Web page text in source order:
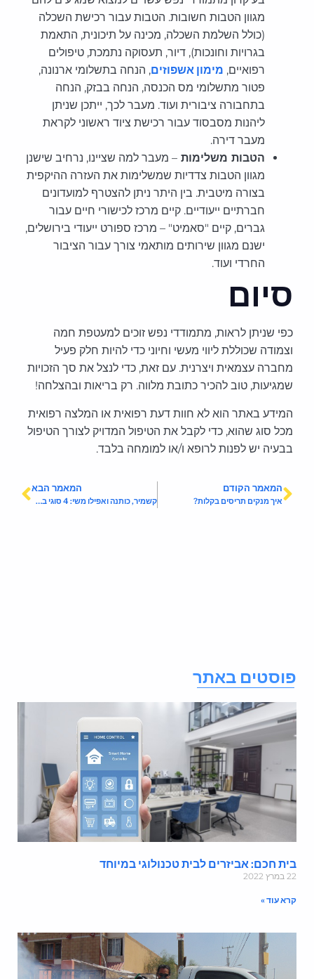
מגוון הטבות חשובות. הטבות עבור רכישת השכלה
(כולל השלמת השכלה, מכינה על תיכונית, התאמת
בגרויות וחונכות), דיור, תעסוקה נתמכת, טיפולים
רפואיים,מימון אשפוזים, הנחה בתשלומי ארנונה,
פטור מתשלומי מס הכנסה, הנחה בבזק, הנחה
בתחבורה ציבורית ועוד. מעבר לכך, ייתכן שניתן
ליהנות מסבסוד עבור רכישת ציוד ראשוני לקראת
מעבר דירה.
הטבות משלימות– מעבר למה שציינו, נרחיב שישנן
מגוון הטבות צדדיות שמשלימות את העזרה ההיקפית
בצורה מיטבית. בין היתר ניתן להצטרף למועדונים
חברתיים ייעודיים. קיים מרכז לכישורי חיים עבור
גברים, קיים "סאמיט" – מרכז ספורט ייעודי בירושלים,
ישנם מגוון שירותים מותאמי צורך עבור הציבור
החרדי ועוד.
סיום
כפי שניתן לראות, מתמודדי נפש זוכים למעטפת חמה
וצמודה שכוללת ליווי מעשי וחיוני כדי להיות חלק פעיל
מחברה עצמאית ויצרנית. עם זאת, כדי לנצל את סך הזכויות
שמגיעות, טוב להכיר כתובת מלווה. רק בריאות ובהצלחה!
המידע באתר הוא לא חוות דעת רפואית או המלצה רפואית
מכל סוג שהוא, כדי לקבל את הטיפול המדויק לצורך הטיפול
בבעיה יש לפנות לרופא ו/או למומחה בלבד.
המאמר הקודם
איך מנקים תריסים בקלות?
המאמר הבא
קשמיר, כותנה ואפילו משי: 4 סוגי בדים והדרך הנכונה ביותר לנקות אותם
באתר
חכם: אביזרים לבית טכנולוגי במיוחד
עוד »